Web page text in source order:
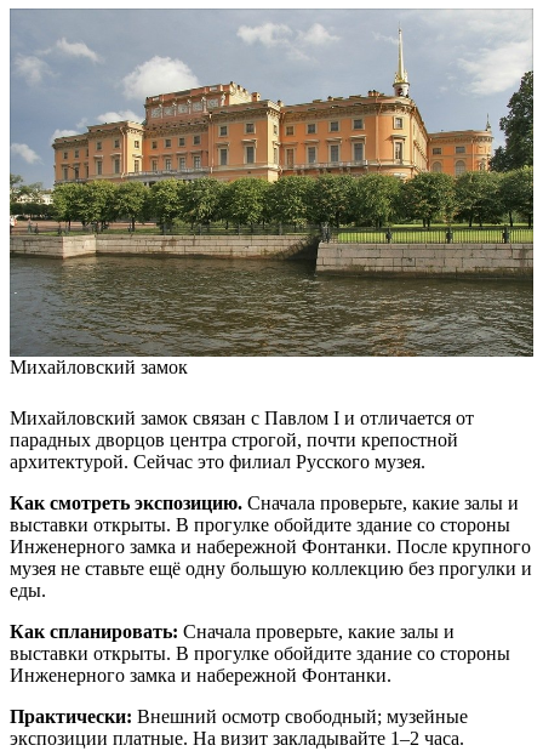
Михайловский замок
Михайловский замок связан с Павлом I и отличается от
парадных дворцов центра строгой, почти крепостной
архитектурой. Сейчас это филиал Русского музея.
Как смотреть экспозицию. Сначала проверьте, какие залы и
выставки открыты. В прогулке обойдите здание со стороны
Инженерного замка и набережной Фонтанки. После крупного
музея не ставьте ещё одну большую коллекцию без прогулки и
еды.
Как спланировать: Сначала проверьте, какие залы и
выставки открыты. В прогулке обойдите здание со стороны
Инженерного замка и набережной Фонтанки.
Практически: Внешний осмотр свободный; музейные
экспозиции платные. На визит закладывайте 1–2 часа.